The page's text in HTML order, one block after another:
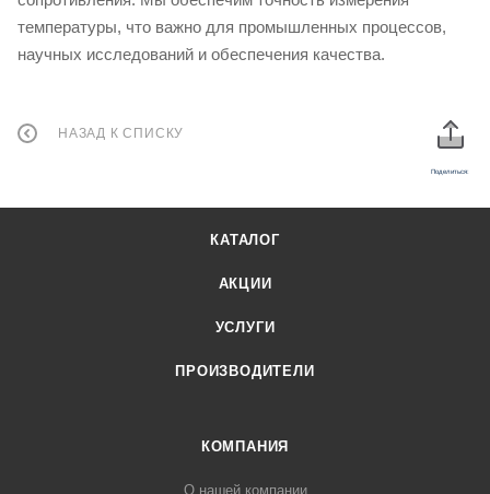
температуры, что важно для промышленных процессов,
научных исследований и обеспечения качества.
НАЗАД К СПИСКУ
Поделиться:
КАТАЛОГ
АКЦИИ
УСЛУГИ
ПРОИЗВОДИТЕЛИ
КОМПАНИЯ
О нашей компании